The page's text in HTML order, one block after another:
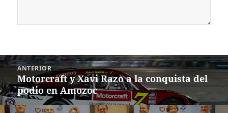
Navegación
entradas
ANTERIOR
Entrada
anterior:
Motorcraft y Xavi Razo a la conquista del
podio en Amozoc